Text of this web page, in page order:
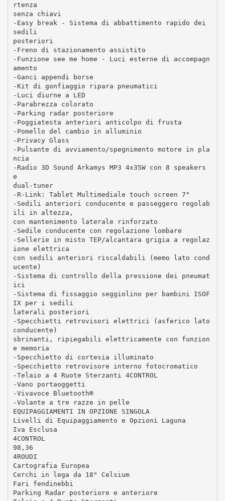
rtenza
senza chiavi
-Easy break - Sistema di abbattimento rapido dei
sedili
posteriori
-Freno di stazionamento assistito
-Funzione see me home - Luci esterne di accompagn
amento
-Ganci appendi borse
-Kit di gonfiaggio ripara pneumatici
-Luci diurne a LED
-Parabrezza colorato
-Parking radar posteriore
-Poggiatesta anteriori anticolpo di frusta
-Pomello del cambio in alluminio
-Privacy Glass
-Pulsante di avviamento/spegnimento motore in pla
ncia
-Radio 3D Sound Arkamys MP3 4x35W con 8 speakers
e
dual-tuner
-R-Link: Tablet Multimediale touch screen 7"
-Sedili anteriori conducente e passeggero regolab
ili in altezza,
con mantenimento laterale rinforzato
-Sedile conducente con regolazione lombare
-Sellerie in misto TEP/alcantara grigia a regolaz
ione elettrica
con sedili anteriori riscaldabili (memo lato cond
ucente)
-Sistema di controllo della pressione dei pneumat
ici
-Sistema di fissaggio seggiolino per bambini ISOF
IX per i sedili
laterali posteriori
-Specchietti retrovisori elettrici (asferico lato
conducente)
sbrinanti, ripiegabili elettricamente con funzion
e memoria
-Specchietto di cortesia illuminato
-Specchietto retrovisore interno fotocromatico
-Telaio a 4 Ruote Sterzanti 4CONTROL
-Vano portaoggetti
-Vivavoce Bluetooth®
-Volante a tre razze in pelle
EQUIPAGGIAMENTI IN OPZIONE SINGOLA
Livelli di Equipaggiamento e Opzioni Laguna
Iva Esclusa
4CONTROL
98,36
4ROUDI
Cartografia Europea
Cerchi in lega da 18" Celsium
Fari fendinebbi
Parking Radar posteriore e anteriore